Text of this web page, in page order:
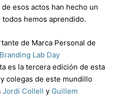
esos actos han hecho un
hemos aprendido.
de Marca Personal de
Lab Day
es la tercera edición de esta
colegas de este mundillo
Jordi Collell y Guillem